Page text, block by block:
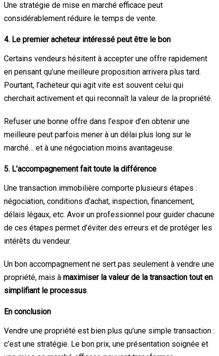
Une stratégie de mise en marché efficace peut
considérablement réduire le temps de vente.
4. Le premier acheteur intéressé peut être le bon
Certains vendeurs hésitent à accepter une offre rapidement
en pensant qu’une meilleure proposition arrivera plus tard.
Pourtant, l’acheteur qui agit vite est souvent celui qui
cherchait activement et qui reconnaît la valeur de la propriété.
Refuser une bonne offre dans l’espoir d’en obtenir une
meilleure peut parfois mener à un délai plus long sur le
marché… et à une négociation moins avantageuse.
5. L’accompagnement fait toute la différence
Une transaction immobilière comporte plusieurs étapes :
négociation, conditions d’achat, inspection, financement,
délais légaux, etc. Avoir un professionnel pour guider chacune
de ces étapes permet d’éviter des erreurs et de protéger les
intérêts du vendeur.
Un bon accompagnement ne sert pas seulement à vendre une
propriété, mais à maximiser la valeur de la transaction tout en
simplifiant le processus.
En conclusion
Vendre une propriété est bien plus qu’une simple transaction :
c’est une stratégie. Le bon prix, une présentation soignée et